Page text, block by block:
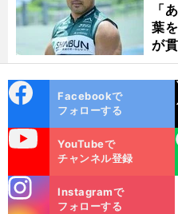
2026 】
「
葉
が
ok
Facebookで
フォローする
YouTubeで
チャンネル登録
LINE
m
Instagramで
フォローする